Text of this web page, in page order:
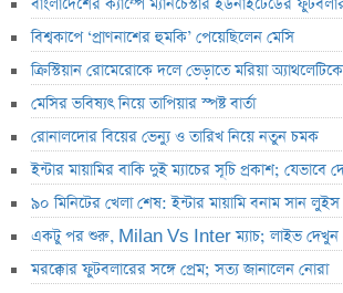
বাংলাদেশের ক্যাম্পে ম্যানচেস্টার ইউনাইটেডের
বিশ্বকাপে ‘প্রাণনাশের হুমকি’ পেয়েছিলেন মেসি
ক্রিস্টিয়ান রোমেরোকে দলে ভেড়াতে মরিয়া
মেসির ভবিষ্যৎ নিয়ে তাপিয়ার স্পষ্ট বার্তা
রোনালদোর বিয়ের ভেন্যু ও তারিখ নিয়ে নতুন চমক
ইন্টার মায়ামির বাকি দুই ম্যাচের সূচি প্রকাশ; যেভাবে
৯০ মিনিটের খেলা শেষ: ইন্টার মায়ামি বনাম সান
একটু পর শুরু, Milan Vs Inter ম্যাচ; লাইভ দেখুন
মরক্কোর ফুটবলারের সঙ্গে প্রেম; সত্য জানালেন নোরা